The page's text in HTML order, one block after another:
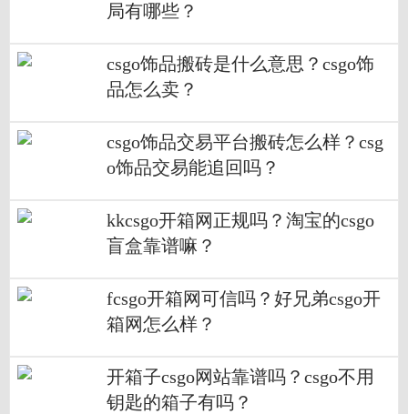
局有哪些？
csgo饰品搬砖是什么意思？csgo饰
品怎么卖？
csgo饰品交易平台搬砖怎么样？csg
o饰品交易能追回吗？
kkcsgo开箱网正规吗？淘宝的csgo
盲盒靠谱嘛？
fcsgo开箱网可信吗？好兄弟csgo开
箱网怎么样？
开箱子csgo网站靠谱吗？csgo不用
钥匙的箱子有吗？